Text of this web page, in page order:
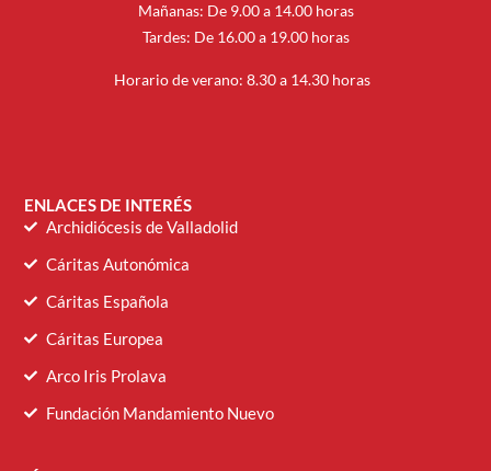
Mañanas: De 9.00 a 14.00 horas
Tardes: De 16.00 a 19.00 horas
Horario de verano: 8.30 a 14.30 horas
ENLACES DE INTERÉS
Archidiócesis de Valladolid
Cáritas Autonómica
Cáritas Española
Cáritas Europea
Arco Iris Prolava
Fundación Mandamiento Nuevo